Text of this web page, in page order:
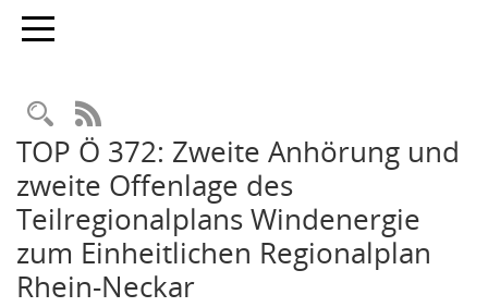
Toggle navigation
Rechercheauswahl
RSS-Feed
TOP Ö 372: Zweite Anhörung und
zweite Offenlage des
Teilregionalplans Windenergie
zum Einheitlichen Regionalplan
Rhein-Neckar